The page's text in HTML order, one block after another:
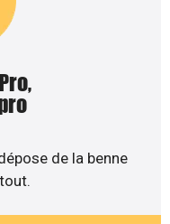
de la benne